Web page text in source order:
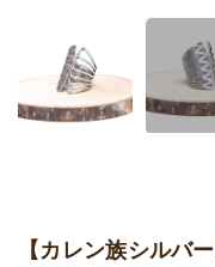
【カレン族シルバ